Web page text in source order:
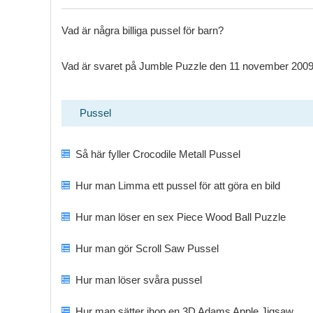
Vad är några billiga pussel för barn?
Vad är svaret på Jumble Puzzle den 11 november
Pussel
Så här fyller Crocodile Metall Pussel
Hur man Limma ett pussel för att göra en bild
Hur man löser en sex Piece Wood Ball Puzzle
Hur man gör Scroll Saw Pussel
Hur man löser svåra pussel